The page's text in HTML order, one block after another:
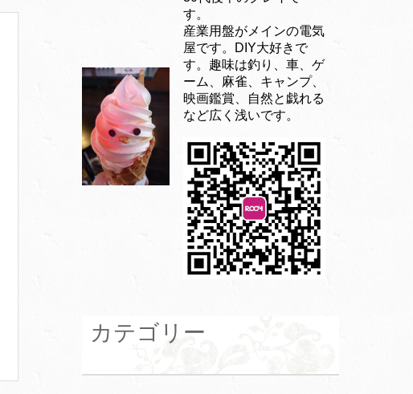
す。
産業用盤がメインの電気
屋です。DIY大好きで
す。趣味は釣り、車、ゲ
ーム、麻雀、キャンプ、
映画鑑賞、自然と戯れる
など広く浅いです。
カテゴリー